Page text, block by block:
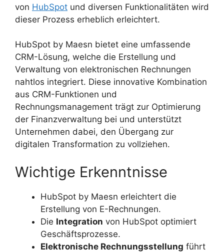
von HubSpot und diversen Funktionalitäten wird
dieser Prozess erheblich erleichtert.
HubSpot by Maesn bietet eine umfassende
CRM-Lösung, welche die Erstellung und
Verwaltung von elektronischen Rechnungen
nahtlos integriert. Diese innovative Kombination
aus CRM-Funktionen und
Rechnungsmanagement trägt zur Optimierung
der Finanzverwaltung bei und unterstützt
Unternehmen dabei, den Übergang zur
digitalen Transformation zu vollziehen.
Wichtige Erkenntnisse
HubSpot by Maesn erleichtert die
Erstellung von E-Rechnungen.
Die Integration von HubSpot optimiert
Geschäftsprozesse.
Elektronische Rechnungsstellung führt